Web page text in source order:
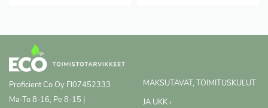
Proficient Co Oy FI07452333
Ma-To 8-16, Pe 8-15 |
MAKSUTAVAT, TOIMITUSKULUT
JA UKK ›